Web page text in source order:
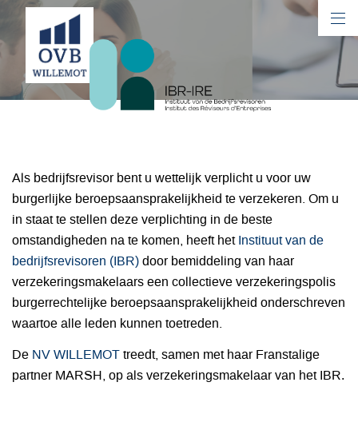
IBR
Als bedrijfsrevisor bent u wettelijk verplicht u voor uw
burgerlijke beroepsaansprakelijkheid te verzekeren. Om u
in staat te stellen deze verplichting in de beste
omstandigheden na te komen, heeft hetInstituut van de
bedrijfsrevisoren (IBR)door bemiddeling van haar
verzekeringsmakelaars een collectieve verzekeringspolis
burgerrechtelijke beroepsaansprakelijkheid onderschreven
waartoe alle leden kunnen toetreden.
De NV WILLEMOTtreedt, samen met haar Franstalige
partner MARSH, op als verzekeringsmakelaar van het IBR.